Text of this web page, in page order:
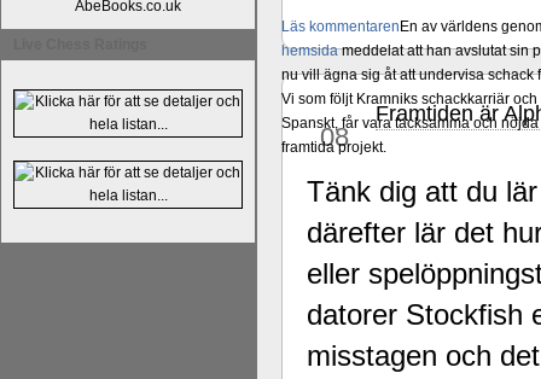
AbeBooks.co.uk
Läs kommentaren En av världens
hemsidameddelat att han avslutat sin
nu vill ägna sig åt att undervisa
Vi som följt Kramniks schackkarriär
Spanskt, får vara tacksamma och
framtida projekt.
08
Framtiden är
Tänk dig att du
därefter lär det
eller
datorer Stockfish
misstagen och